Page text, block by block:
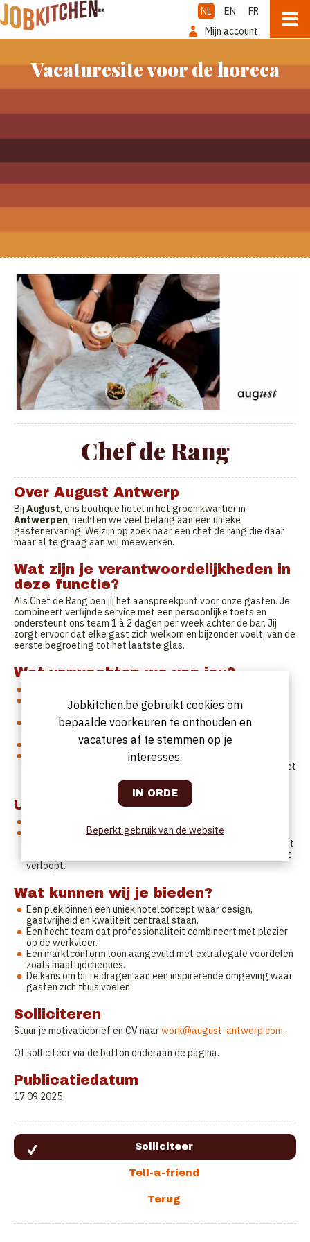
NL EN
FR
Mijn account
Vacaturesite voor de horeca
Chef de Rang
Over August Antwerp
Bij August, ons boutique hotel in het groen kwartier in
Antwerpen, hechten we veel belang aan een unieke
gastenervaring. We zijn op zoek naar een chef de rang die daar
maar al te graag aan wil meewerken.
Wat zijn je verantwoordelijkheden in
deze functie?
Als Chef de Rang ben jij het aanspreekpunt voor onze gasten. Je
combineert verfijnde service met een persoonlijke toets en
ondersteunt ons team 1 à 2 dagen per week achter de bar. Jij
zorgt ervoor dat elke gast zich welkom en bijzonder voelt, van de
eerste begroeting tot het laatste glas.
Wat verwachten we van jou?
Het talent om een warme sfeer neer te zetten én oog voor
detail te bewaren
Een flexibele en teamgerichte instelling: samen met onze
enthousiaste collega’s zorg jij voor een vlekkeloze service
Zin voor orde, structuur en een feilloze mise en place
Vlotte communicatie, ook in het Engels – een korte babbel
met onze internationale gasten maakt voor jou en voor hen het
Uurrooster
Je werkt in een flexibel uurrooster met focus op
lunch/avondwerk, maar af en toe neem je ook een vroege shift
voor je rekening om er mee voor te zorgen dat het ontbijt vlot
verloopt.
Wat kunnen wij je bieden?
Een plek binnen een uniek hotelconcept waar design,
gastvrijheid en kwaliteit centraal staan.
Een hecht team dat professionaliteit combineert met plezier
op de werkvloer.
Een marktconform loon aangevuld met extralegale voordelen
zoals maaltijdcheques.
De kans om bij te dragen aan een inspirerende omgeving waar
gasten zich thuis voelen.
Solliciteren
Stuur je motivatiebrief en CV naarwork@august-antwerp.com.
Of solliciteer via de button onderaan de pagina.
Publicatiedatum
17.09.2025
Jobkitchen.be gebruikt cookies om
bepaalde voorkeuren te onthouden en
vacatures af te stemmen op je
interesses.
Beperkt gebruik van de website